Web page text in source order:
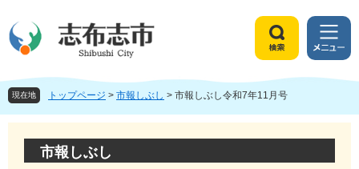
ジ
頭
す
ュ
飛
し
索
メ
ニ
ュ
現在地 トップページ > 市報しぶし > 市報しぶし令和7年11月号
市報しぶし